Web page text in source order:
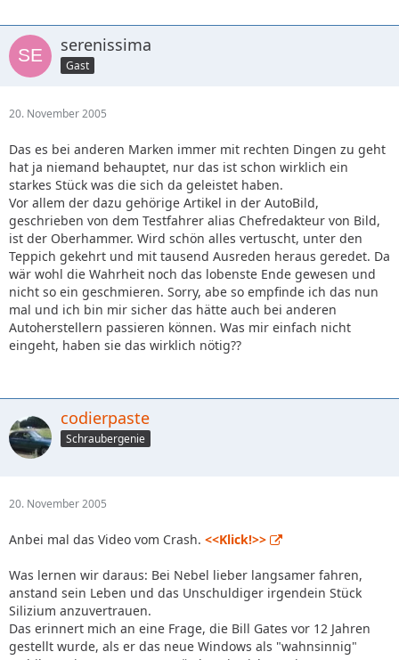
serenissima
Gast
20. November 2005
Das es bei anderen Marken immer mit rechten Dingen zu geht
hat ja niemand behauptet, nur das ist schon wirklich ein
starkes Stück was die sich da geleistet haben.
Vor allem der dazu gehörige Artikel in der AutoBild,
geschrieben von dem Testfahrer alias Chefredakteur von Bild,
ist der Oberhammer. Wird schön alles vertuscht, unter den
Teppich gekehrt und mit tausend Ausreden heraus geredet. Da
wär wohl die Wahrheit noch das lobenste Ende gewesen und
nicht so ein geschmieren. Sorry, abe so empfinde ich das nun
mal und ich bin mir sicher das hätte auch bei anderen
Autoherstellern passieren können. Was mir einfach nicht
eingeht, haben sie das wirklich nötig??
codierpaste
Schraubergenie
20. November 2005
Anbei mal das Video vom Crash. <<Klick!>>
Was lernen wir daraus: Bei Nebel lieber langsamer fahren,
anstand sein Leben und das Unschuldiger irgendein Stück
Silizium anzuvertrauen.
Das erinnert mich an eine Frage, die Bill Gates vor 12 Jahren
gestellt wurde, als er das neue Windows als "wahnsinnig"